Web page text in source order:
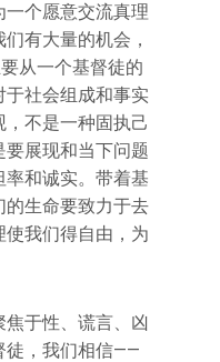
个愿意交流真理
有大量的机会，
从一个基督徒的
于社会组成和事实
不是一种固执己
要展现和当下问题
和诚实。带着基
的生命要致力于去
我们得自由，为
于性、谎言、凶
徒，我们相信——